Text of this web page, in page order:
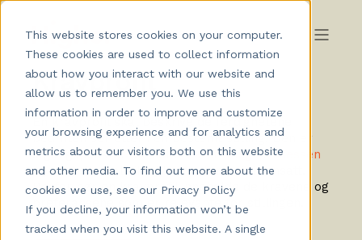
This website stores cookies on your computer.
These cookies are used to collect information
about how you interact with our website and
allow us to remember you. We use this
information in order to improve and customize
your browsing experience and for analytics and
metrics about our visitors both on this website
and other media. To find out more about the
cookies we use, see our Privacy Policy
If you decline, your information won’t be
tracked when you visit this website. A single
Kravprofil
En kravprofil skal beskrive de ferdighetene
bedriften ser etter i en bestemt stilling. Den er
utgangspunktet for helerekrutteringsprosessen
og skal sikre at riktig kompetanse blir ansatt.
Derfor bør en kravprofil inneholde de kravene og
preferansene som er relevante for stillingen.